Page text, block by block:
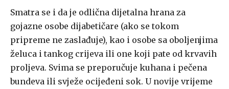
Smatra se i da je odlična dijetalna hrana za
gojazne osobe dijabetičare (ako se tokom
pripreme ne zaslađuje), kao i osobe sa oboljenjima
želuca i tankog crijeva ili one koji pate od krvavih
proljeva. Svima se preporučuje kuhana i pečena
bundeva ili svježe ocijeđeni sok. U novije vrijeme